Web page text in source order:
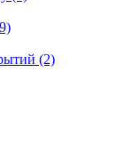
(2)